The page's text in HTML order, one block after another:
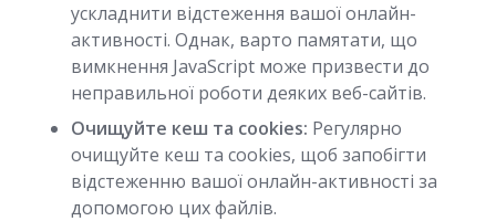
ускладнити відстеження вашої онлайн-
активності. Однак, варто памятати, що
вимкнення JavaScript може призвести до
неправильної роботи деяких веб-сайтів.
Очищуйте кеш та cookies: Регулярно
очищуйте кеш та cookies, щоб запобігти
відстеженню вашої онлайн-активності за
допомогою цих файлів.